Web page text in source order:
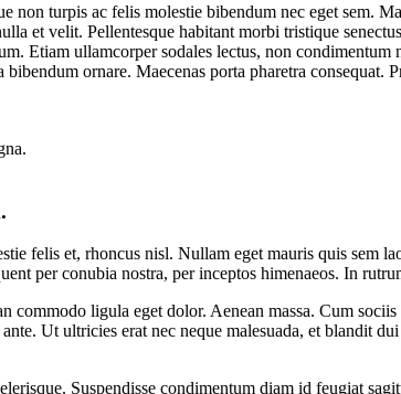
turpis ac felis molestie bibendum nec eget sem.
et velit. Pellentesque habitant morbi tristique
Etiam ullamcorper sodales lectus, non
ornare. Maecenas porta pharetra consequat.
felis et, rhoncus nisl. Nullam eget mauris quis sem
per conubia nostra, per inceptos himenaeos. In
ligula eget dolor. Aenean massa. Cum
Ut ultricies erat nec neque malesuada, et blandit
Suspendisse condimentum diam id feugiat